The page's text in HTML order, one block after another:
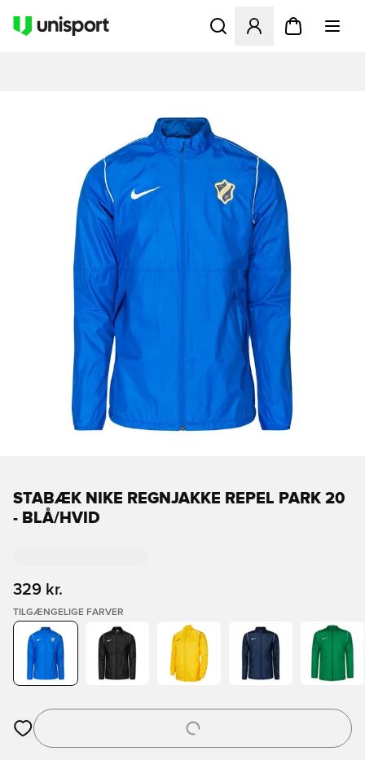
Åbner en Modal til at
STABÆK NIKE REGNJAKKE REPEL PARK 20
- BLÅ/HVID
329 kr.
TILGÆNGELIGE FARVER
Åbner en Modal til at logge ind eller tilmelde dig som medlem